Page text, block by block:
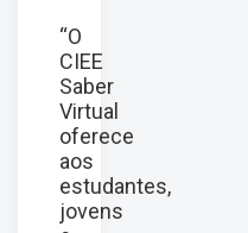
“O
CIEE
Saber
Virtual
oferece
aos
estudantes,
jovens